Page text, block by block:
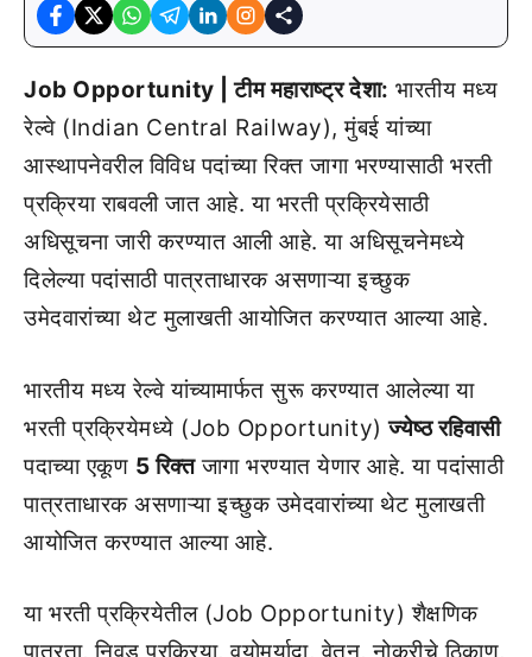
Job Opportunity | टीम महाराष्ट्र देशा: भारतीय मध्य
रेल्वे (Indian Central Railway), मुंबई यांच्या
आस्थापनेवरील विविध पदांच्या रिक्त जागा भरण्यासाठी भरती
प्रक्रिया राबवली जात आहे. या भरती प्रक्रियेसाठी
अधिसूचना जारी करण्यात आली आहे. या अधिसूचनेमध्ये
दिलेल्या पदांसाठी पात्रताधारक असणाऱ्या इच्छुक
उमेदवारांच्या थेट मुलाखती आयोजित करण्यात आल्या आहे.
भारतीय मध्य रेल्वे यांच्यामार्फत सुरू करण्यात आलेल्या या
भरती प्रक्रियेमध्ये (Job Opportunity)ज्येष्ठ रहिवासी
पदाच्या एकूण 5 रिक्तजागा भरण्यात येणार आहे. या पदांसाठी
पात्रताधारक असणाऱ्या इच्छुक उमेदवारांच्या थेट मुलाखती
आयोजित करण्यात आल्या आहे.
या भरती प्रक्रियेतील (Job Opportunity) शैक्षणिक